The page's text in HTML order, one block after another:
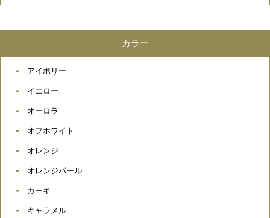
カラー
アイボリー
イエロー
オーロラ
オフホワイト
オレンジ
オレンジパール
カーキ
キャラメル